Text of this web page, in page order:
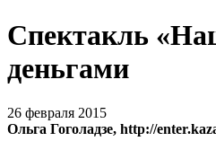
Спектакль
деньгами
26 февраля 2015
Ольга Гоголадзе, http://